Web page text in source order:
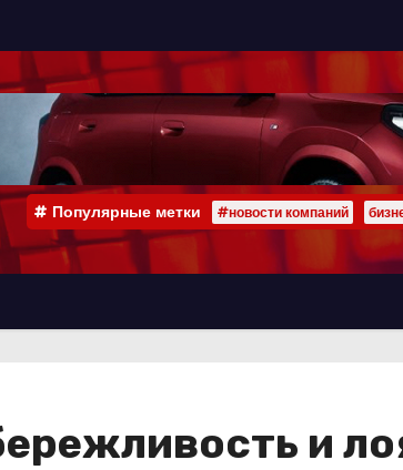
Популярные метки #новости компаний
и